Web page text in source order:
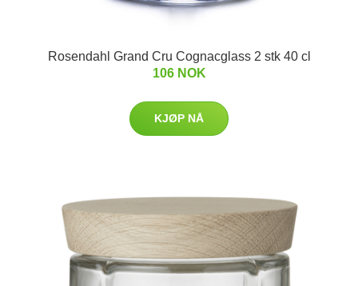
Rosendahl Grand Cru Cognacglass 2 stk 40 cl
106 NOK
KJØP NÅ